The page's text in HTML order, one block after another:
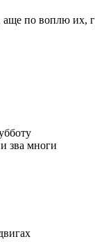
по воплю их,
зва многи